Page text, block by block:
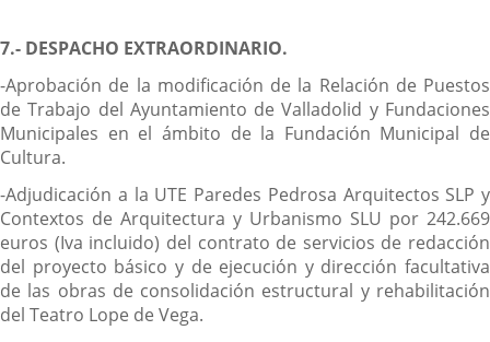
7.- DESPACHO EXTRAORDINARIO.
-Aprobación de la modificación de la Relación de Puestos
de Trabajo del Ayuntamiento de Valladolid y Fundaciones
Municipales en el ámbito de la Fundación Municipal de
Cultura.
-Adjudicación a la UTE Paredes Pedrosa Arquitectos SLP y
Contextos de Arquitectura y Urbanismo SLU por 242.669
euros (Iva incluido) del contrato de servicios de redacción
del proyecto básico y de ejecución y dirección facultativa
de las obras de consolidación estructural y rehabilitación
del Teatro Lope de Vega.